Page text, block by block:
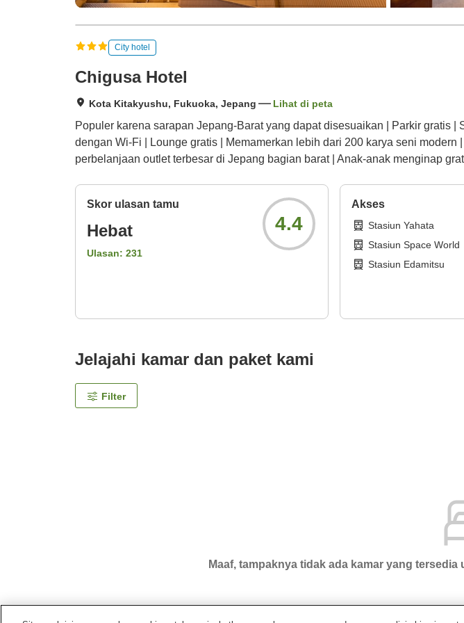
City hotel
Chigusa Hotel
Kota Kitakyushu, Fukuoka, Jepang Lihat di peta
Populer karena sarapan Jepang-Barat yang dapat disesuaikan | Parkir gratis
dengan Wi-Fi | Lounge gratis | Memamerkan lebih dari 200 karya seni
perbelanjaan outlet terbesar di Jepang bagian barat | Anak-anak menginap
Skor ulasan tamu
Hebat
Ulasan: 231
4.4
Akses
Stasiun Yahata
Stasiun Space World
Stasiun Edamitsu
Jelajahi kamar dan paket kami
Filter
Maaf, tampaknya tidak ada kamar yang